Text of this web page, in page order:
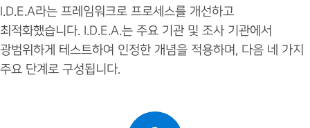
I.D.E.A라는 프레임워크로 프로세스를 개선하고
최적화했습니다. I.D.E.A.는 주요 기관 및 조사 기관에서
광범위하게 테스트하여 인정한 개념을 적용하며, 다음 네 가지
주요 단계로 구성됩니다.